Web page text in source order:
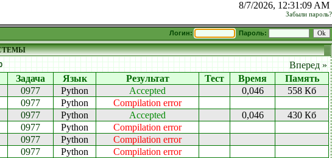
8/7/2026, 12:31:09 AM
Забыли пароль?
Логин: Пароль:
Вперед »
Задача Язык Результат Тест Время
Память
0977 Python Accepted 0,046
558 Кб
0977 Python
Compilation error
0977 Python Accepted 0,046
430 Кб
0977 Python
Compilation error
0977 Python
Compilation error
0977 Python
Compilation error